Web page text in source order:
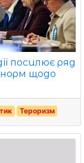
посилює ряд
щодо
Тероризм